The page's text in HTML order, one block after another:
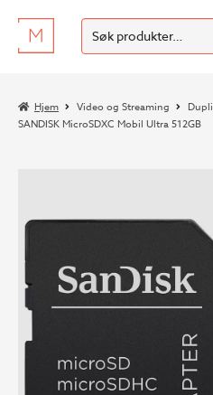
Hopp
til
Hopp
til
Søk
etter:
SØK
Hjem Video og Streaming
SANDISK MicroSDXC Mobil Ultra 512GB